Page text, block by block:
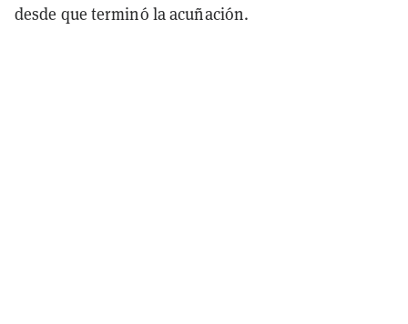
desde que terminó la acuñación.